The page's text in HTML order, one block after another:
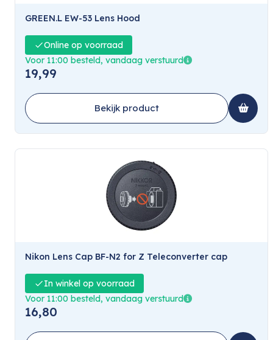
GREEN.L EW-53 Lens Hood
Online op voorraad
Voor 11:00 besteld, vandaag verstuurd
19,99
Bekijk product
Nikon Lens Cap BF-N2 for Z Teleconverter cap
In winkel op voorraad
Voor 11:00 besteld, vandaag verstuurd
16,80